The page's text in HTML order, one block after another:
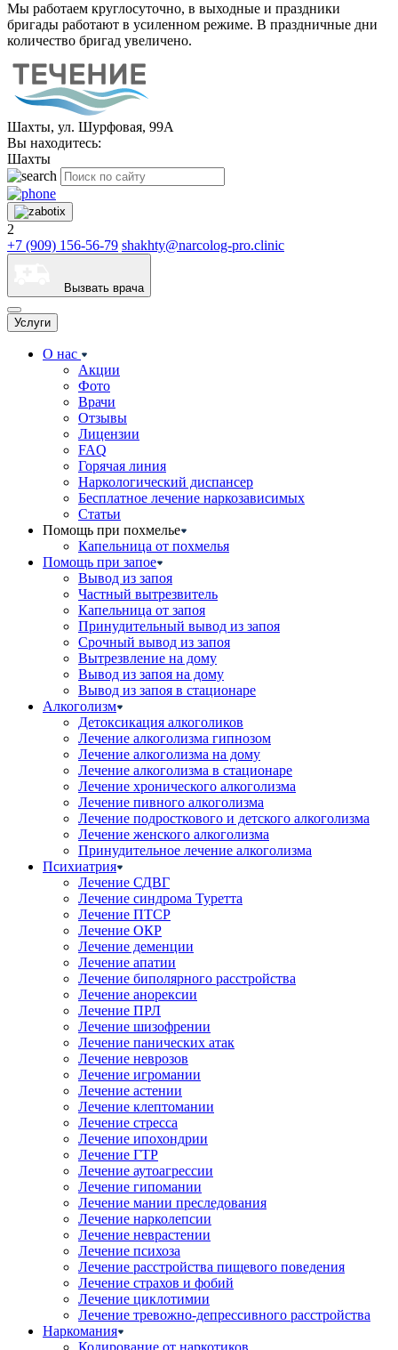
Мы работаем круглосуточно, в выходные и праздники
бригады работают в усиленном режиме. В праздничные дни
количество бригад увеличено.
Шахты, ул. Шурфовая, 99А
Вы находитесь:
Шахты
2
+7 (909) 156-56-79 shakhty@narcolog-pro.clinic
Вызвать врача
Услуги
О нас
Акции
Фото
Врачи
Отзывы
Лицензии
FAQ
Горячая линия
Наркологический диспансер
Бесплатное лечение наркозависимых
Статьи
Помощь при похмелье
Капельница от похмелья
Помощь при запое
Вывод из запоя
Частный вытрезвитель
Капельница от запоя
Принудительный вывод из запоя
Срочный вывод из запоя
Вытрезвление на дому
Вывод из запоя на дому
Вывод из запоя в стационаре
Алкоголизм
Детоксикация алкоголиков
Лечение алкоголизма гипнозом
Лечение алкоголизма на дому
Лечение алкоголизма в стационаре
Лечение хронического алкоголизма
Лечение пивного алкоголизма
Лечение подросткового и детского алкоголизма
Лечение женского алкоголизма
Принудительное лечение алкоголизма
Психиатрия
Лечение СДВГ
Лечение синдрома Туретта
Лечение ПТСР
Лечение ОКР
Лечение деменции
Лечение апатии
Лечение биполярного расстройства
Лечение анорексии
Лечение ПРЛ
Лечение шизофрении
Лечение панических атак
Лечение неврозов
Лечение игромании
Лечение астении
Лечение клептомании
Лечение стресса
Лечение ипохондрии
Лечение ГТР
Лечение аутоагрессии
Лечение гипомании
Лечение мании преследования
Лечение нарколепсии
Лечение неврастении
Лечение психоза
Лечение расстройства пищевого поведения
Лечение страхов и фобий
Лечение циклотимии
Лечение тревожно-депрессивного расстройства
Наркомания
Кодирование от наркотиков